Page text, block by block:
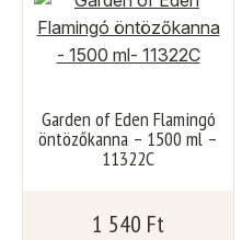
Garden of Eden Flamingó
öntözőkanna – 1500 ml –
11322C
1 540 Ft